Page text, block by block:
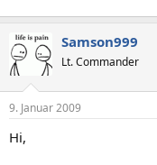
Samson999
Lt. Commander
9. Januar 2009
Hi,